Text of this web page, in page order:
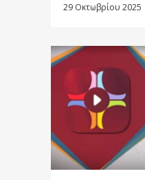
29 Οκτωβρίου 2025